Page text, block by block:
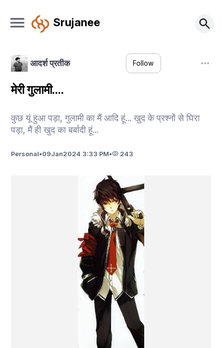
Srujanee
आदर्श प्रतीक Follow
मेरी गुलामी....
कुछ यूं हुआ पड़ा, गुलामी का मैं आदि हूं... खुद के प्रश्नों से घिरा
पड़ा, मैं ही खुद का बर्बादी हूं...
Personal•09Jan2024 3:33 PM• 243